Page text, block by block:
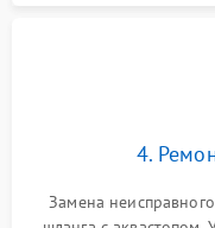
4.
Замена